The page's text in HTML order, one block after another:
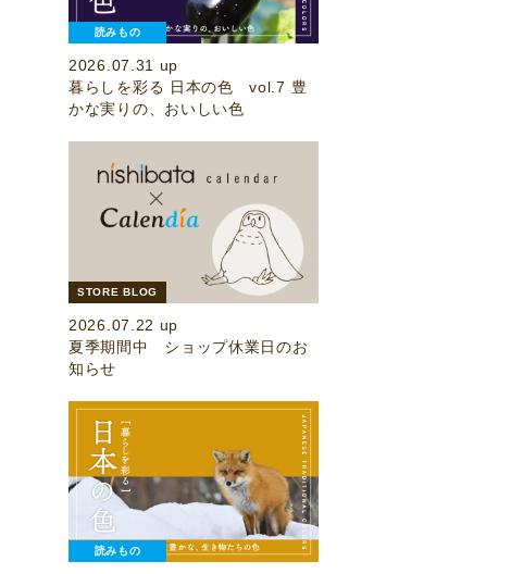
読みもの
2026.07.31 up
暮らしを彩る 日本の色 vol.7 豊
かな実りの、おいしい色
STORE BLOG
2026.07.22 up
夏季期間中 ショップ休業日のお
知らせ
読みもの